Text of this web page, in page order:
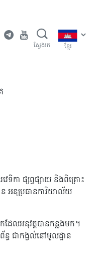
ស្វែងរក ខ្មែរ
ទិកា ផ្សព្វផ្សាយ និងពិគ្រោះ
អនុប្រធានការិយាល័យ
ែលអនុវត្តបានកន្លងមក។
ជាកង្វល់នៅមូលដ្ឋាន